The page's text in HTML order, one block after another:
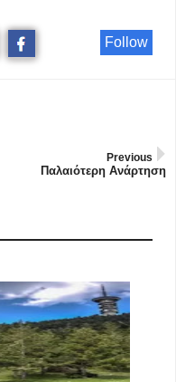
Follow
Previous
Παλαιότερη Ανάρτηση